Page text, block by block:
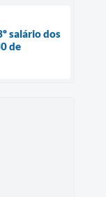
salário dos
de